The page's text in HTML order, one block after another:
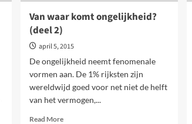
Van waar komt ongelijkheid?
(deel 2)
april 5, 2015
De ongelijkheid neemt fenomenale
vormen aan. De 1% rijksten zijn
wereldwijd goed voor net niet de helft
van het vermogen,...
Read MoreRead